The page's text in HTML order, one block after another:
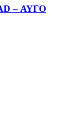
– ΑΥΓΟ